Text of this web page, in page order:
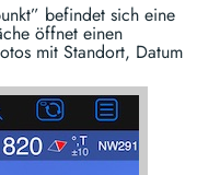
befindet sich eine
öffnet einen
mit Standort, Datum